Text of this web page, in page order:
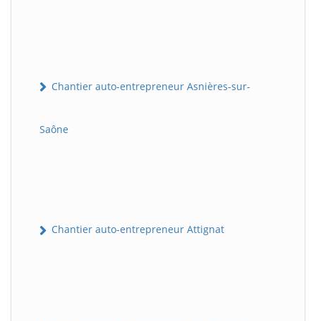
Chantier auto-entrepreneur Asnières-sur-
Saône
Chantier auto-entrepreneur Attignat